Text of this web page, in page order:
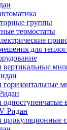
группы
термостаты
для
вертикальные
одноступенчатые
Ридан
циркуляционные